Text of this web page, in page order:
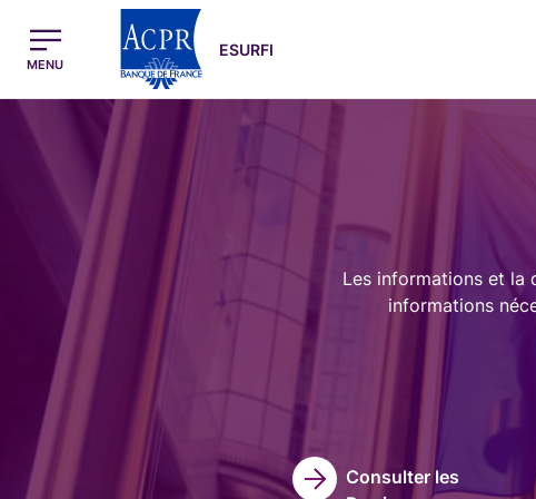
ESURFI Menu Principal
MENU
ESURFI
Image
Les informations et la
informations
Consulter les